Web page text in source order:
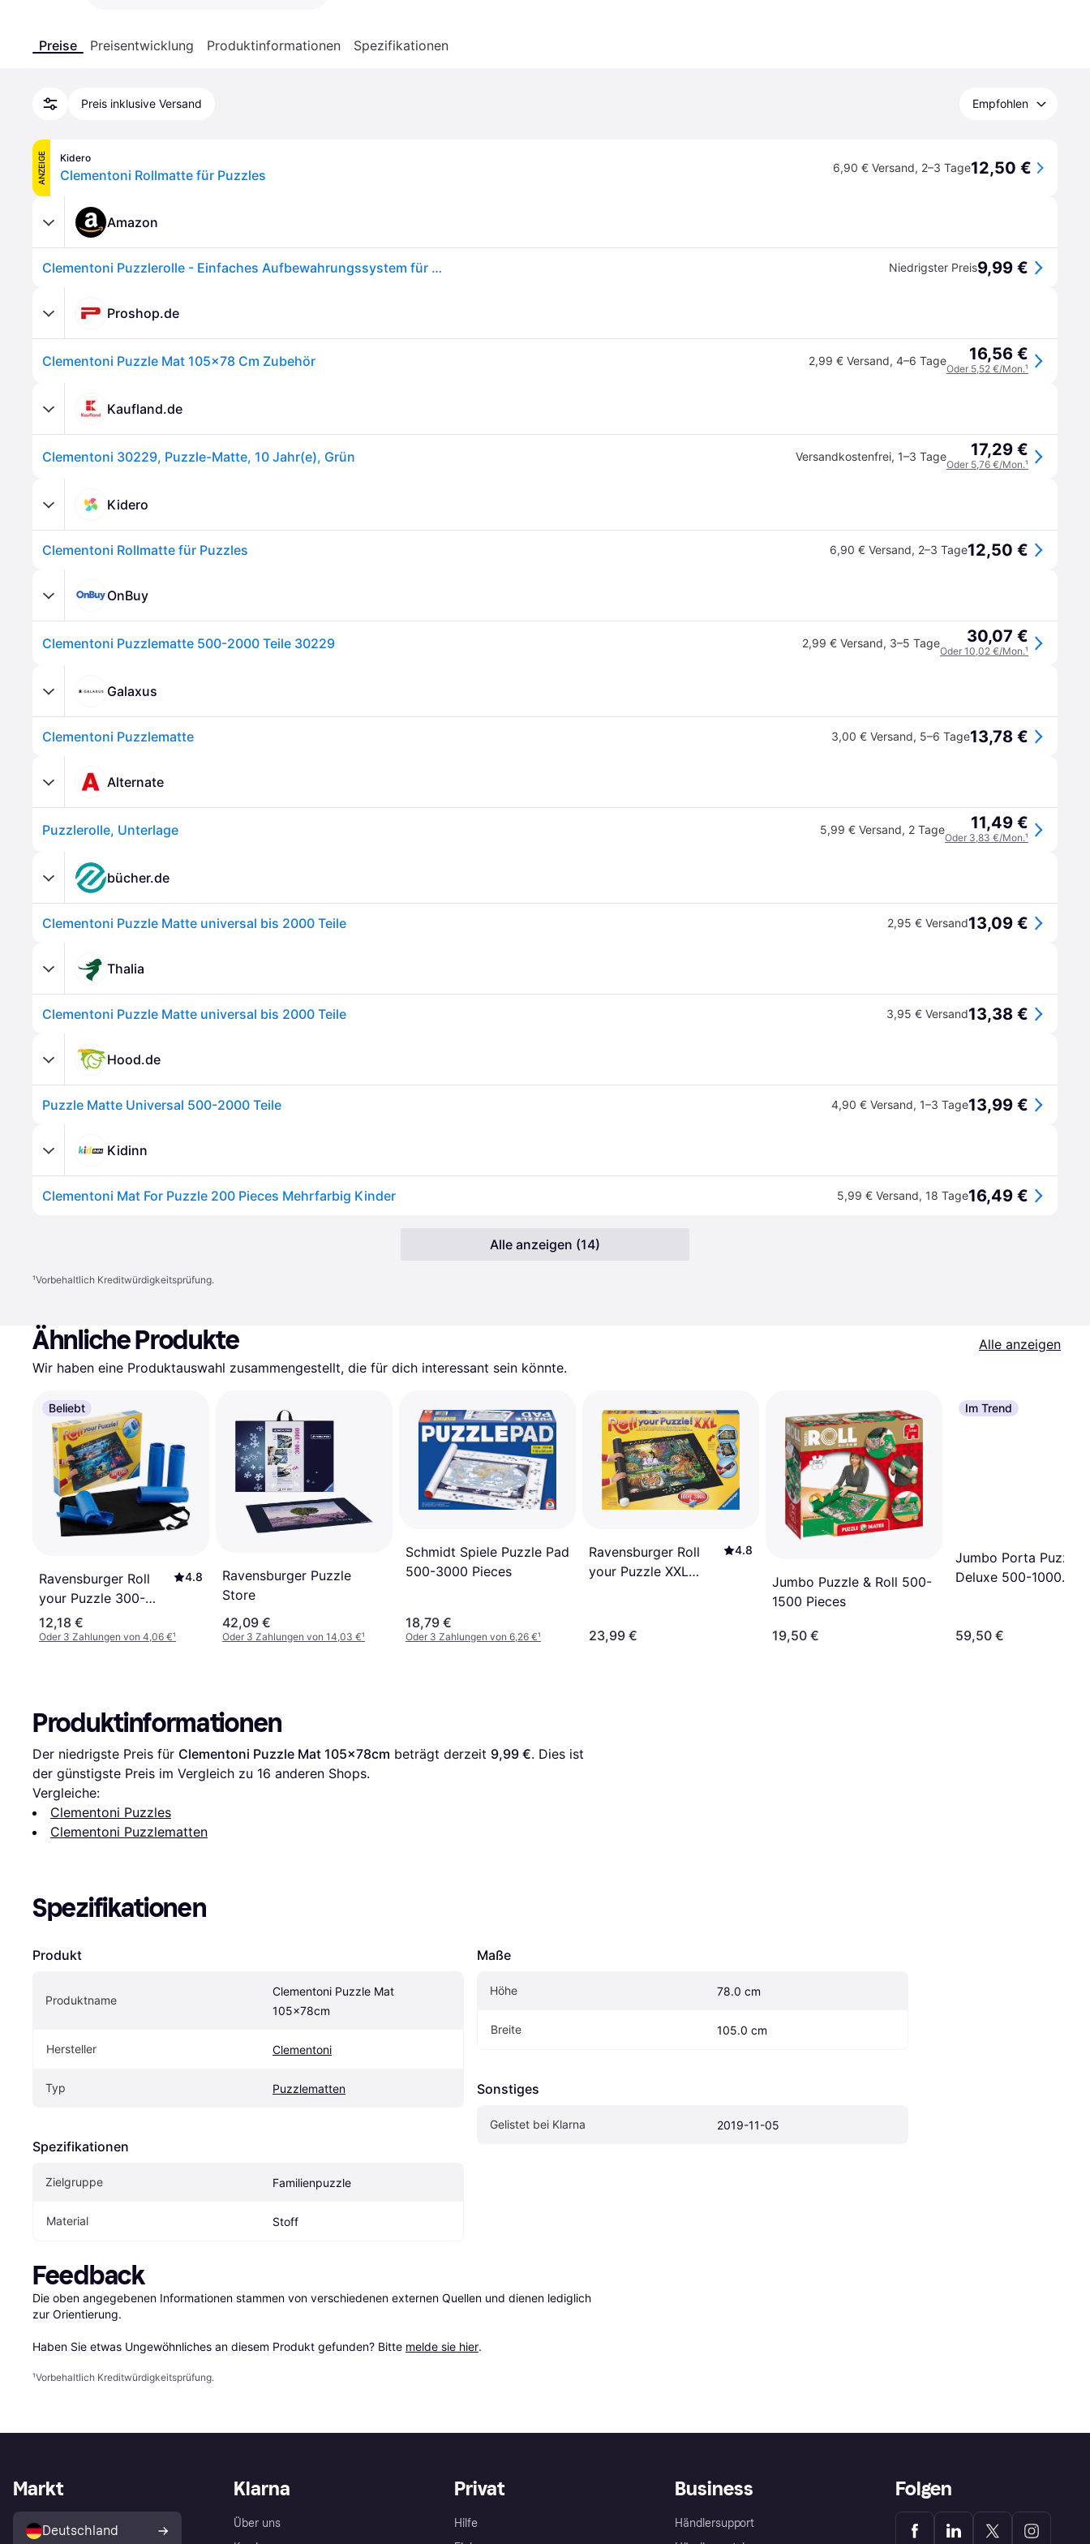
Preise Preisentwicklung Produktinformationen Spezifikationen
Preis inklusive Versand Empfohlen
ANZEIGE Kidero
Clementoni Rollmatte für Puzzles 6,90 € Versand, 2–3 Tage12,50 €
Amazon
Clementoni Puzzlerolle - Einfaches Aufbewahrungssystem für Puzzle bis 2000 Teile - Matte aus Filz 105 x 78 cm, Zubehör 30229 Niedrigster Preis9,99 €
Proshop.de
Clementoni Puzzle Mat 105x78 Cm Zubehör 2,99 € Versand, 4–6 Tage 16,56 €
Oder 5,52 €/Mon.¹
Kaufland.de
Clementoni 30229, Puzzle-Matte, 10 Jahr(e), Grün Versandkostenfrei, 1–3 Tage 17,29 €
Oder 5,76 €/Mon.¹
Kidero
Clementoni Rollmatte für Puzzles 6,90 € Versand, 2–3 Tage12,50 €
OnBuy
Clementoni Puzzlematte 500-2000 Teile 30229 2,99 € Versand, 3–5 Tage 30,07 €
Oder 10,02 €/Mon.¹
Galaxus
Clementoni Puzzlematte 3,00 € Versand, 5–6 Tage13,78 €
Alternate
Puzzlerolle, Unterlage 5,99 € Versand, 2 Tage 11,49 €
Oder 3,83 €/Mon.¹
bücher.de
Clementoni Puzzle Matte universal bis 2000 Teile 2,95 € Versand13,09 €
Thalia
Clementoni Puzzle Matte universal bis 2000 Teile 3,95 € Versand13,38 €
Hood.de
Puzzle Matte Universal 500-2000 Teile 4,90 € Versand, 1–3 Tage13,99 €
Kidinn
Clementoni Mat For Puzzle 200 Pieces Mehrfarbig Kinder 5,99 € Versand, 18 Tage16,49 €
Alle anzeigen (14)
¹Vorbehaltlich Kreditwürdigkeitsprüfung.
Ähnliche Produkte
Alle anzeigen
Wir haben eine Produktauswahl zusammengestellt, die für dich interessant sein könnte.
Beliebt
Ravensburger Roll
your Puzzle 300-
1500 Pieces
4.8
12,18 €
Oder 3 Zahlungen von 4,06 €¹
Ravensburger Puzzle
Store
42,09 €
Oder 3 Zahlungen von 14,03 €¹
Schmidt Spiele Puzzle Pad
500-3000 Pieces
18,79 €
Oder 3 Zahlungen von 6,26 €¹
Ravensburger Roll
your Puzzle XXL
4.8
23,99 €
Jumbo Puzzle & Roll 500-
1500 Pieces
19,50 €
Im Trend
Jumbo Porta Puzzle
Deluxe 500-1000
59,50 €
Produktinformationen
Der niedrigste Preis für Clementoni Puzzle Mat 105x78cm beträgt derzeit 9,99 €. Dies ist
der günstigste Preis im Vergleich zu 16 anderen Shops.
Vergleiche:
Clementoni Puzzles
Clementoni Puzzlematten
Spezifikationen
Produkt
Produktname
Clementoni Puzzle Mat
105x78cm
Hersteller Clementoni
Typ Puzzlematten
Spezifikationen
Zielgruppe Familienpuzzle
Material Stoff
Maße
Höhe 78.0 cm
Breite 105.0 cm
Sonstiges
Gelistet bei Klarna 2019-11-05
Feedback
Die oben angegebenen Informationen stammen von verschiedenen externen Quellen und dienen lediglich
zur Orientierung.
Haben Sie etwas Ungewöhnliches an diesem Produkt gefunden? Bitte melde sie hier.
¹Vorbehaltlich Kreditwürdigkeitsprüfung.
Klarna
Über uns
Privat
Hilfe
Business
Händlersupport
Markt
Deutschland
Folgen